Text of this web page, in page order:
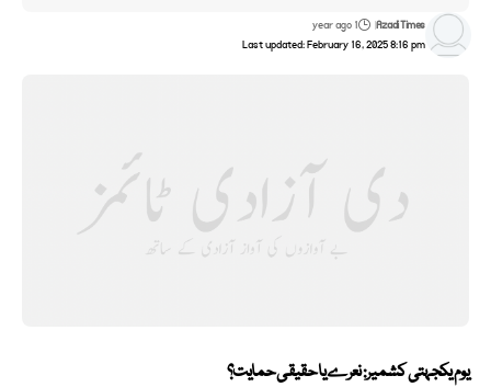
Last updated: February 16, 2025 8:16 pm
Azadi Times
1 year ago
یوم یکجہتی کشمیر: نعرے یا حقیقی حمایت؟